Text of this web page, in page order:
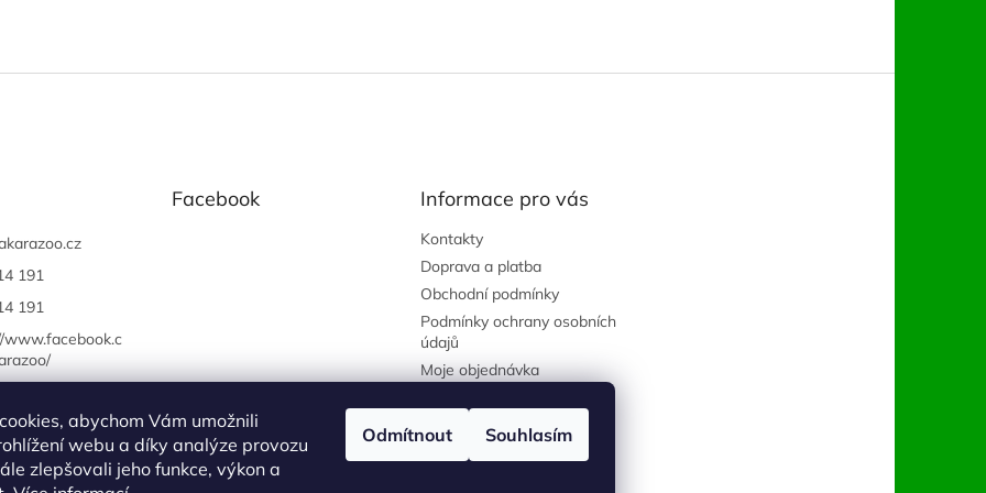
abychom Vám umožnili
webu a díky analýze provozu
zlepšovali jeho funkce, výkon a
Odmítnout Souhlasím
191
191
www.facebook.c
Facebook Informace pro vás
Kontakty
Doprava a platba
Obchodní podmínky
Podmínky ochrany osobních
údajů
Moje objednávka
Náš FACEBOOK AKČNÍ ZBOŽÍ Tisíce výdejních míst po celé ČR